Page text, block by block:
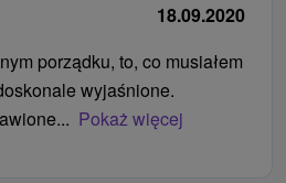
18.09.2020
porządku, to, co musiałem
wyjaśnione.
Pokaż więcej